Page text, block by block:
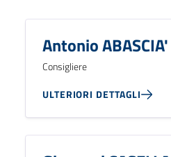
Antonio ABASCIA'
Consigliere
ULTERIORI DETTAGLI